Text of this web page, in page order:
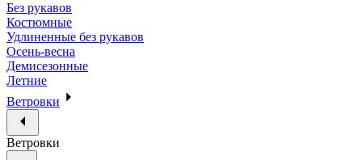
Без рукавов
Костюмные
Удлиненные без рукавов
Осень-весна
Демисезонные
Летние
Ветровки
Ветровки